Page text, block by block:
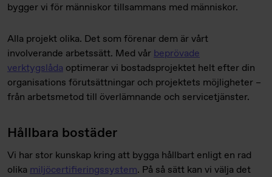
bygger vi för människor tillsammans med människor.
Alla projekt olika. Det som förenar dem är vårt
involverande arbetssätt. Med vår beprövade
verktygslåda optimerar vi bostadsprojektet helt efter din
organisations förutsättningar och projektets möjligheter –
från arbetsmetod till överlämnande och servicetjänster.
Hållbara bostäder
Vi har stor kunskap kring att bygga hållbart enligt en rad
olika miljöcertifieringssystem. På så sätt kan vi välja det